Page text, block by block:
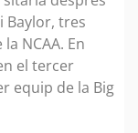
Baylor, tres
NCAA. En
el tercer
equip de la Big